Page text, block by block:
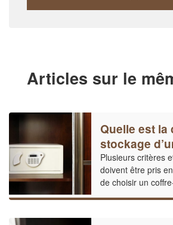
Articles sur le
Quelle est la
stockage
Plusieurs critères
doivent être pris
de choisir un